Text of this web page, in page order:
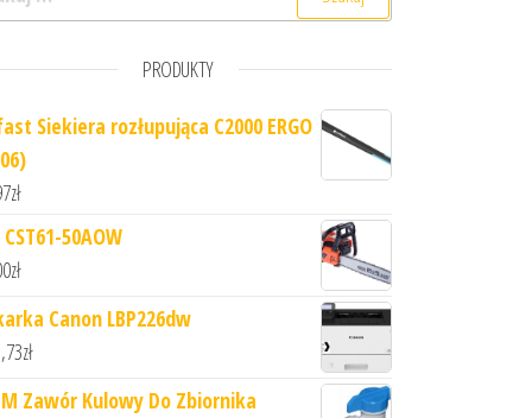
PRODUKTY
Siekiera rozłupująca C2000 ERGO
zł
CST61-50AOW
zł
Canon LBP226dw
zł
Zawór Kulowy Do Zbiornika